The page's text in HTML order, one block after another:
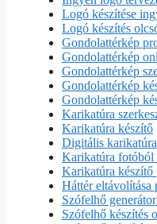
Logó készítése
Logó készítés
Gondolattérkép
Gondolattérkép
Gondolattérkép
Gondolattérkép
Gondolattérkép
Karikatúra
Karikatúra készítő
Digitális karikatúra
Karikatúra fotóból
Karikatúra készítő
Háttér eltávolítása
Szófelhő
Szófelhő készítés